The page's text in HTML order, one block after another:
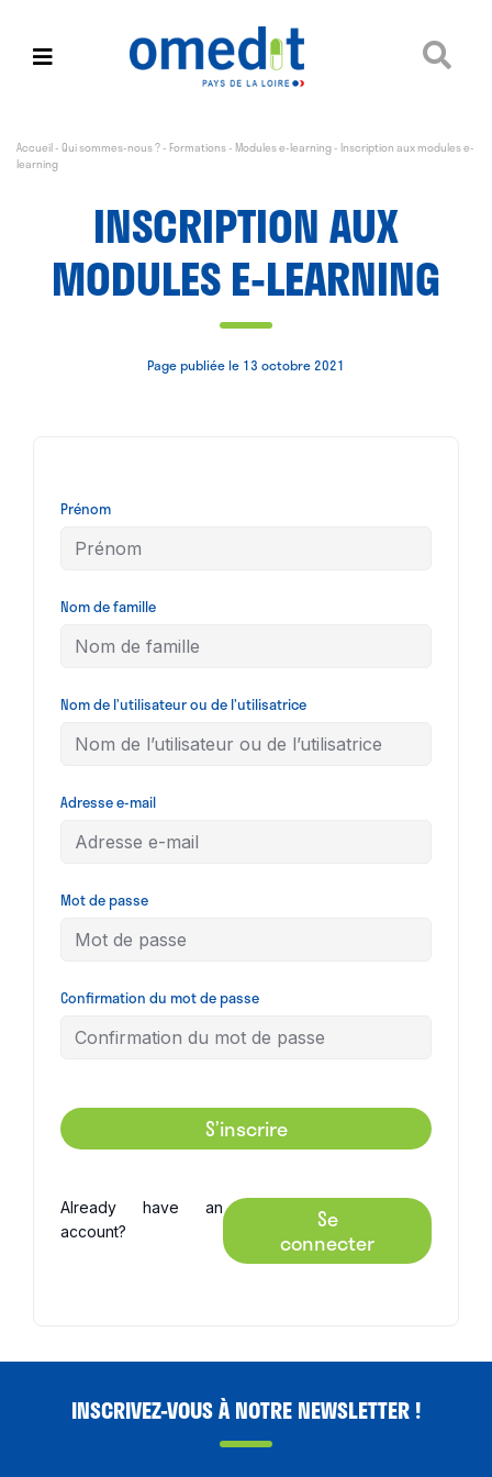
Accueil-Qui sommes-nous ?- Formations- Modules e-learning- Inscription aux modules e-
learning
INSCRIPTION AUX
MODULES E-LEARNING
Page publiée le 13 octobre 2021
Prénom
Nom de famille
Nom de l’utilisateur ou de l’utilisatrice
Adresse e-mail
Mot de passe
Confirmation du mot de passe
S’inscrire
Already have an
account?
Se
connecter
INSCRIVEZ-VOUS À NOTRE NEWSLETTER !